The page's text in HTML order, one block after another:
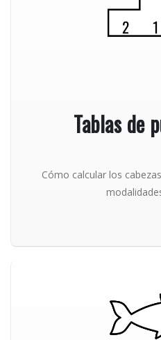
Tablas de
Cómo calcular los